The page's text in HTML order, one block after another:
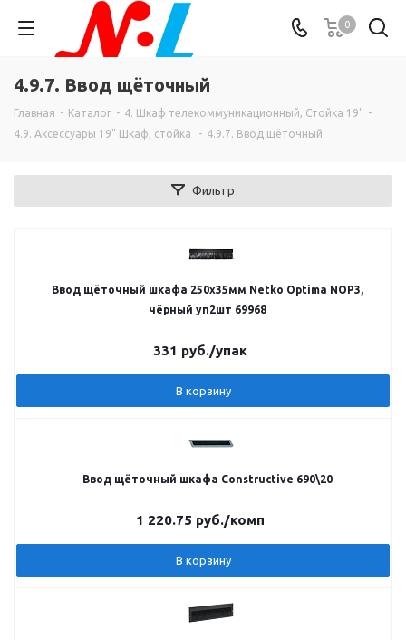
0
4.9.7. Ввод щёточный
Главная - Каталог - 4. Шкаф телекоммуникационный, Стойка 19" -
4.9. Аксессуары 19" Шкаф, стойка
- 4.9.7. Ввод щёточный
Фильтр
Ввод щёточный шкафа 250х35мм Netko Optima NOP3,
чёрный уп2шт 69968
331 руб./упак
В корзину
Ввод щёточный шкафа Constructive 690\20
1 220.75 руб./комп
В корзину